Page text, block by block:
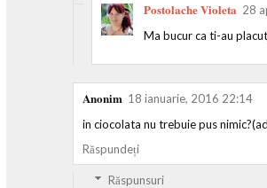
Postolache Violeta 28
Ma bucur ca ti-au
Anonim 18 ianuarie, 2016 22:14
in ciocolata nu trebuie pus
Răspundeți
Răspunsuri